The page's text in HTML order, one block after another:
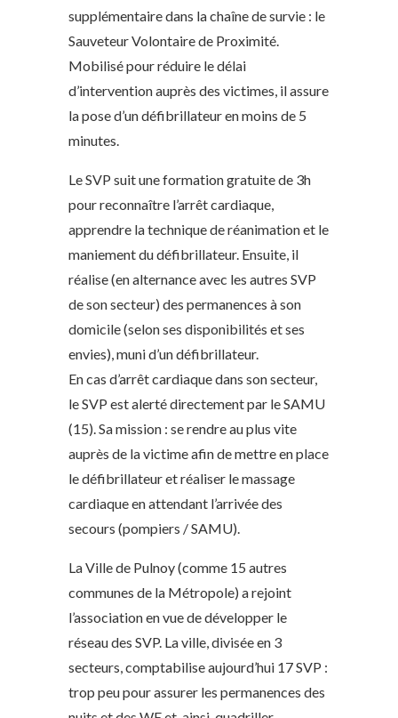
supplémentaire dans la chaîne de survie : le
Sauveteur Volontaire de Proximité.
Mobilisé pour réduire le délai
d’intervention auprès des victimes, il assure
la pose d’un défibrillateur en moins de 5
minutes.
Le SVP suit une formation gratuite de 3h
pour reconnaître l’arrêt cardiaque,
apprendre la technique de réanimation et le
maniement du défibrillateur. Ensuite, il
réalise (en alternance avec les autres SVP
de son secteur) des permanences à son
domicile (selon ses disponibilités et ses
envies), muni d’un défibrillateur.
En cas d’arrêt cardiaque dans son secteur,
le SVP est alerté directement par le SAMU
(15). Sa mission : se rendre au plus vite
auprès de la victime afin de mettre en place
le défibrillateur et réaliser le massage
cardiaque en attendant l’arrivée des
secours (pompiers / SAMU).
La Ville de Pulnoy (comme 15 autres
communes de la Métropole) a rejoint
l’association en vue de développer le
réseau des SVP. La ville, divisée en 3
secteurs, comptabilise aujourd’hui 17 SVP :
trop peu pour assurer les permanences des